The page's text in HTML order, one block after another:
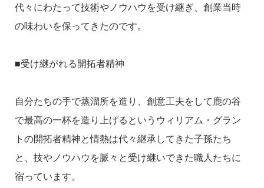
代々にわたって技術やノウハウを受け継ぎ、創業当時
の味わいを保ってきたのです。
■受け継がれる開拓者精神
自分たちの手で蒸溜所を造り、創意工夫をして鹿の谷
で最高の一杯を造り上げるというウィリアム・グラン
トの開拓者精神と情熱は代々継承してきた子孫たち
と、技やノウハウを脈々と受け継いできた職人たちに
宿っています。